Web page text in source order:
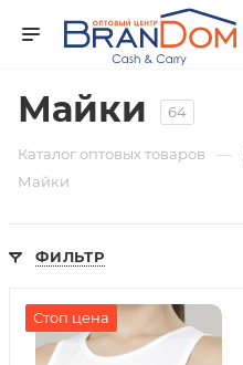
Майки 64
Каталог оптовых товаров —
Майки
ФИЛЬТР
Стоп цена